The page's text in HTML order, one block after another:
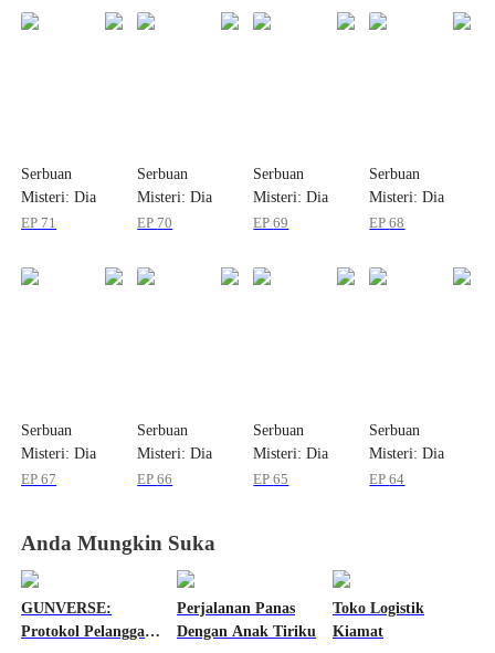
Serbuan
Misteri: Dia
Membalik
Tersembunyi
EP 71
Serbuan
Misteri: Dia
Membalik
Tersembunyi
EP 70
Serbuan
Misteri: Dia
Membalik
Tersembunyi
EP69
Serbuan
Misteri: Dia
Membalik
Tersembunyi
EP68
Serbuan
Misteri: Dia
Membalik
EP67
Serbuan
Misteri: Dia
Membalik
EP66
Serbuan
Misteri: Dia
Membalik
EP65
Serbuan
Misteri: Dia
Membalik
EP64
Anda Mungkin Suka
GUNVERSE:
Protokol Pelanggar
Perjalanan Panas
Dengan Anak Tiriku
Toko Logistik
Kiamat